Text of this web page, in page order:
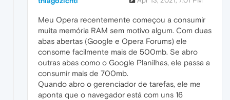
Meu Opera recentemente começou a consumir
muita memória RAM sem motivo algum. Com duas
abas abertas (Google e Opera Forums) ele
consome facilmente mais de 500mb. Se abro
outras abas como o Google Planilhas, ele passa a
consumir mais de 700mb.
Quando abro o gerenciador de tarefas, ele me
aponta que o navegador está com uns 16